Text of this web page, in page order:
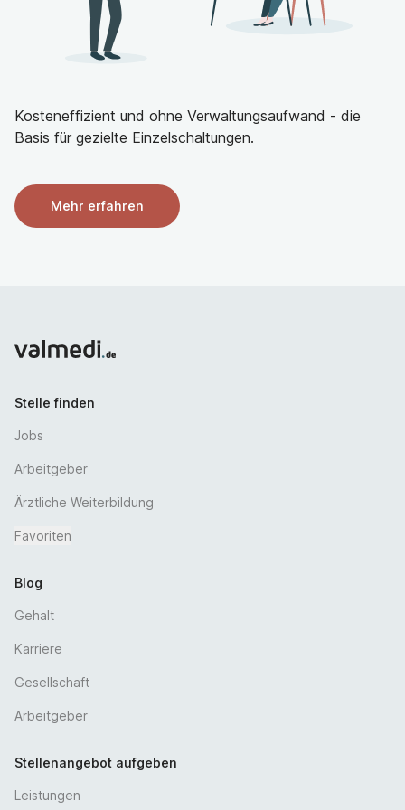
Kosteneffizient und ohne Verwaltungsaufwand - die
Basis für gezielte Einzelschaltungen.
Mehr erfahren
Stelle finden
Jobs
Arbeitgeber
Ärztliche Weiterbildung
Favoriten
Blog
Gehalt
Karriere
Gesellschaft
Arbeitgeber
Stellenangebot aufgeben
Leistungen